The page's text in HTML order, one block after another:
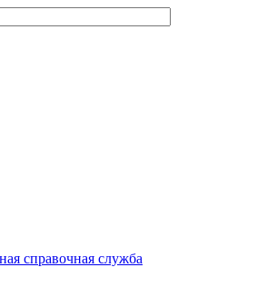
справочная служба